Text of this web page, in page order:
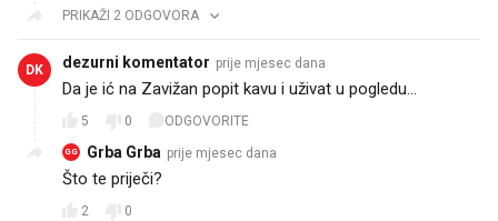
PRIKAŽI 2 ODGOVORA
DK dezurni komentator prije mjesec dana
Da je ić na Zavižan popit kavu i uživat u pogledu...
5 0 ODGOVORITE
GG Grba Grba prije mjesec dana
Što te priječi?
2
0